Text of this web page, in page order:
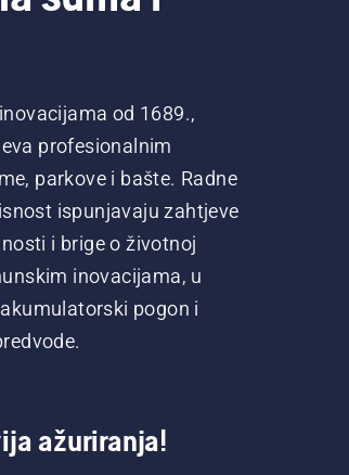
od 1689.,
profesionalnim
parkove i bašte. Radne
ispunjavaju zahtjeve
i brige o životnoj
inovacijama, u
pogon i
ažuriranja!